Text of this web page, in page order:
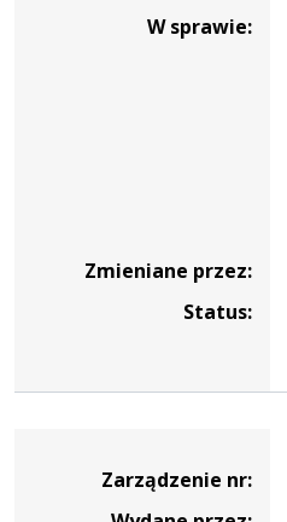
W sprawie:
Zmieniane przez:
Status:
Zarządzenie nr: